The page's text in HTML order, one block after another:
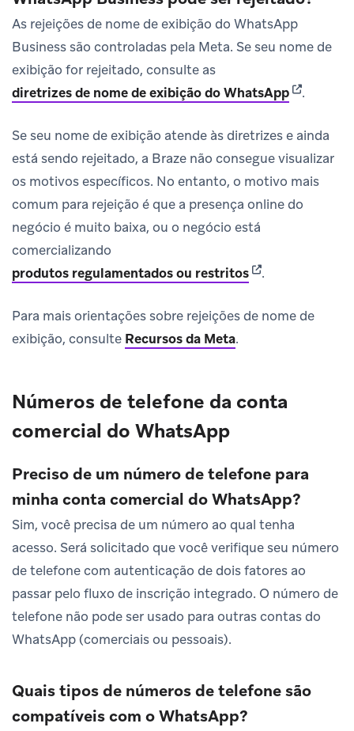
As rejeições de nome de exibição do WhatsApp
Business são controladas pela Meta. Se seu nome de
exibição for rejeitado, consulte as
diretrizes de nome de exibição do WhatsApp(opens in
.
Se seu nome de exibição atende às diretrizes e ainda
está sendo rejeitado, a Braze não consegue visualizar
os motivos específicos. No entanto, o motivo mais
comum para rejeição é que a presença online do
negócio é muito baixa, ou o negócio está
comercializando
produtos regulamentados ou restritos(opens in new
.
Para mais orientações sobre rejeições de nome de
exibição, consulte Recursos da Meta.
Números de telefone da conta
comercial do WhatsApp
Preciso de um número de telefone para
minha conta comercial do WhatsApp?
Sim, você precisa de um número ao qual tenha
acesso. Será solicitado que você verifique seu número
de telefone com autenticação de dois fatores ao
passar pelo fluxo de inscrição integrado. O número de
telefone não pode ser usado para outras contas do
WhatsApp (comerciais ou pessoais).
Quais tipos de números de telefone são
compatíveis com o WhatsApp?